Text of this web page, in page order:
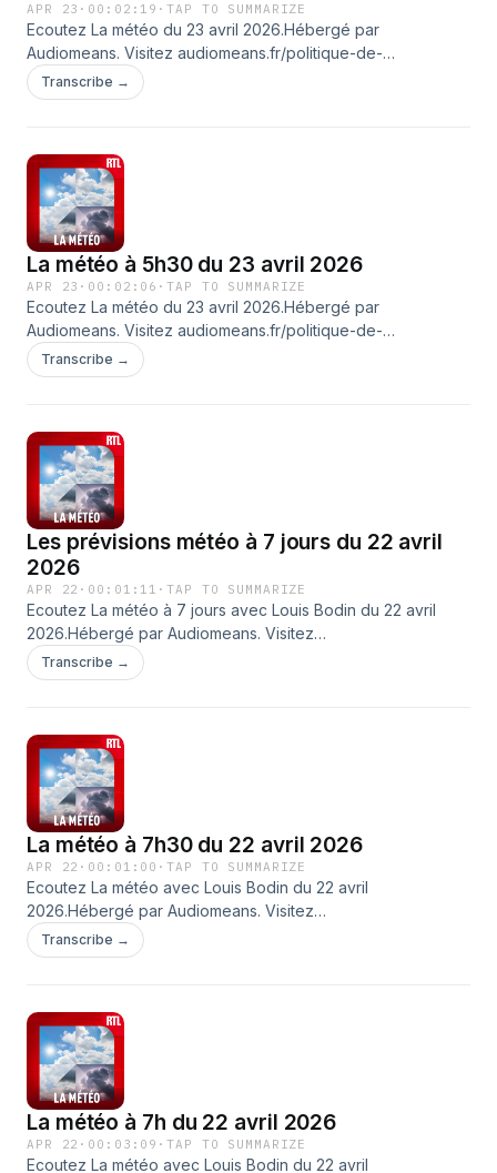
APR 23 · 00:02:19 ·TAP TO SUMMARIZE
Ecoutez La météo du 23 avril 2026.Hébergé par
Audiomeans. Visitez audiomeans.fr/politique-de-
confidentialite pour plus d'informations.
Transcribe →
La météo à 5h30 du 23 avril 2026
APR 23 · 00:02:06 ·TAP TO SUMMARIZE
Ecoutez La météo du 23 avril 2026.Hébergé par
Audiomeans. Visitez audiomeans.fr/politique-de-
confidentialite pour plus d'informations.
Transcribe →
Les prévisions météo à 7 jours du 22 avril
2026
APR 22 · 00:01:11 ·TAP TO SUMMARIZE
Ecoutez La météo à 7 jours avec Louis Bodin du 22 avril
2026.Hébergé par Audiomeans. Visitez
audiomeans.fr/politique-de-confidentialite pour plus
d'informations.
Transcribe →
La météo à 7h30 du 22 avril 2026
APR 22 · 00:01:00 ·TAP TO SUMMARIZE
Ecoutez La météo avec Louis Bodin du 22 avril
2026.Hébergé par Audiomeans. Visitez
audiomeans.fr/politique-de-confidentialite pour plus
d'informations.
Transcribe →
La météo à 7h du 22 avril 2026
APR 22 · 00:03:09 ·TAP TO SUMMARIZE
Ecoutez La météo avec Louis Bodin du 22 avril